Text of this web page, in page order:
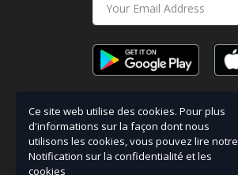
Ce site web utilise des cookies. Pour plus
d'informations sur la façon dont nous
utilisons les cookies, vous pouvez lire notre
Notification sur la confidentialité et les
cookies